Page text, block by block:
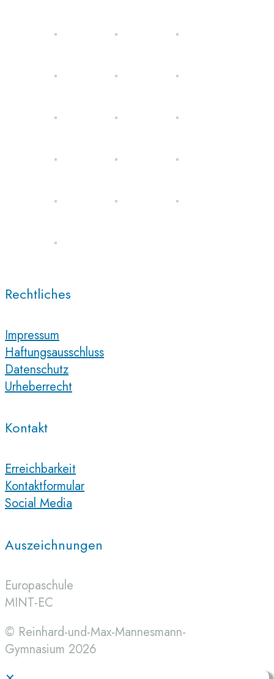
Rechtliches
Impressum
Haftungsausschluss
Datenschutz
Urheberrecht
Kontakt
Erreichbarkeit
Kontaktformular
Social Media
Auszeichnungen
Europaschule
MINT-EC
© Reinhard-und-Max-Mannesmann-
Gymnasium 2026